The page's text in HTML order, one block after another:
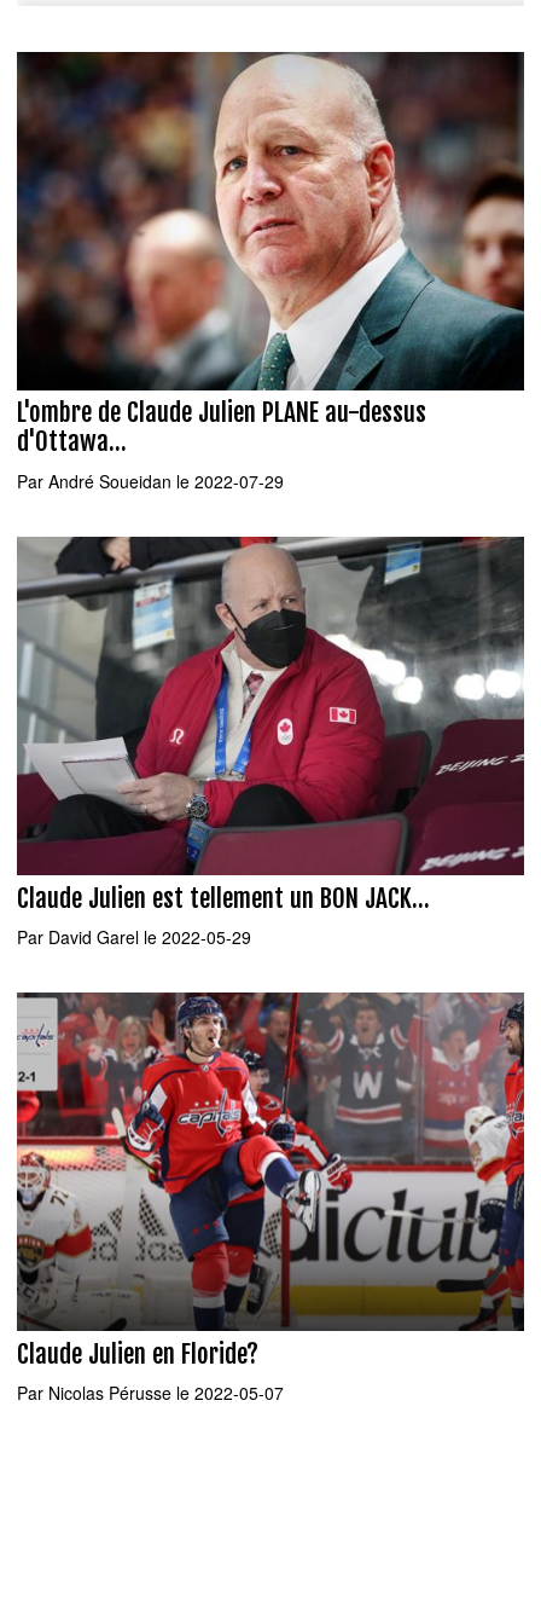
L'ombre de Claude Julien PLANE au-dessus
d'Ottawa...
Par André Soueidan le 2022-07-29
Claude Julien est tellement un BON JACK...
Par David Garel le 2022-05-29
Claude Julien en Floride?
Par Nicolas Pérusse le 2022-05-07